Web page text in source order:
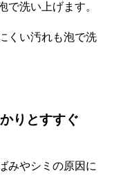
で洗い上げます。
くい汚れも泡で洗
りとすすぐ
みやシミの原因に